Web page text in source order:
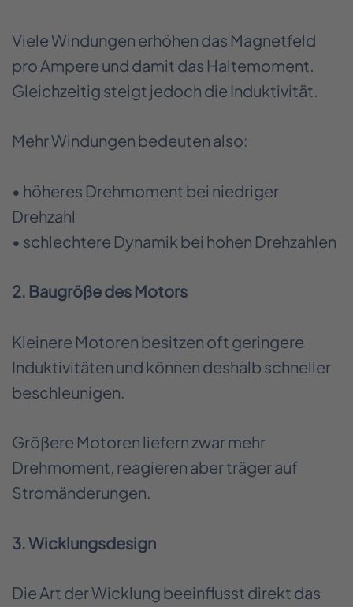
Viele Windungen erhöhen das Magnetfeld
pro Ampere und damit das Haltemoment.
Gleichzeitig steigt jedoch die Induktivität.
Mehr Windungen bedeuten also:
• höheres Drehmoment bei niedriger
Drehzahl
• schlechtere Dynamik bei hohen Drehzahlen
2. Baugröße des Motors
Kleinere Motoren besitzen oft geringere
Induktivitäten und können deshalb schneller
beschleunigen.
Größere Motoren liefern zwar mehr
Drehmoment, reagieren aber träger auf
Stromänderungen.
3. Wicklungsdesign
Die Art der Wicklung beeinflusst direkt das